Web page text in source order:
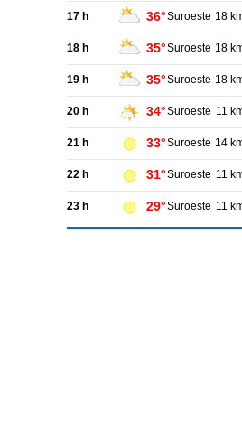
17 h 36°Suroeste 18
18 h 35°Suroeste 18
19 h 35°Suroeste 18
20 h 34°Suroeste 11
21 h 33°Suroeste 14
22 h 31°Suroeste 11
23 h 29°Suroeste 11